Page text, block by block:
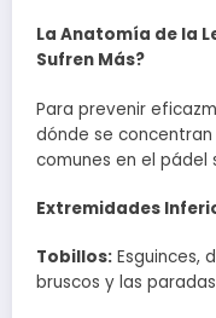
La Anatomía de la
Sufren Más?
Para prevenir
dónde se concentran
comunes en el pádel
Extremidades
Tobillos: Esguinces,
bruscos y las